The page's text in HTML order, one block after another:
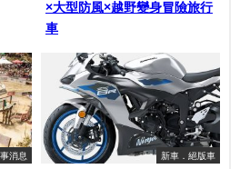
×大型防風×越野變身冒險旅行
車
消息 新車．絕版車